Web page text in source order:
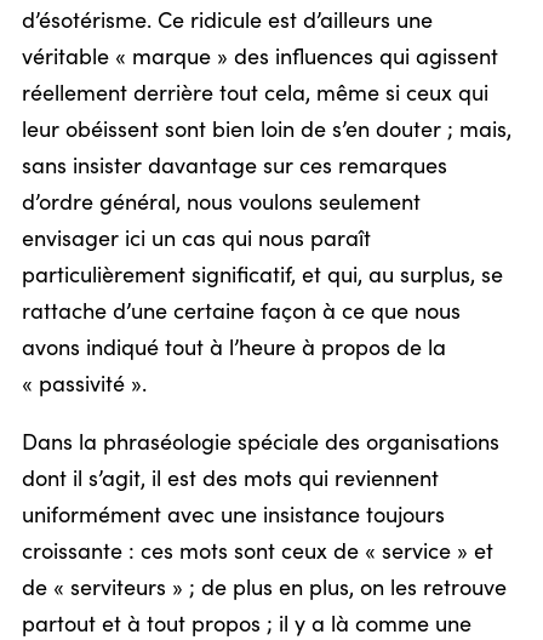
d’ésotérisme. Ce ridicule est d’ailleurs une
véritable « marque » des influences qui agissent
réellement derrière tout cela, même si ceux qui
leur obéissent sont bien loin de s’en douter ; mais,
sans insister davantage sur ces remarques
d’ordre général, nous voulons seulement
envisager ici un cas qui nous paraît
particulièrement significatif, et qui, au surplus, se
rattache d’une certaine façon à ce que nous
avons indiqué tout à l’heure à propos de la
« passivité ».
Dans la phraséologie spéciale des organisations
dont il s’agit, il est des mots qui reviennent
uniformément avec une insistance toujours
croissante : ces mots sont ceux de « service » et
de « serviteurs » ; de plus en plus, on les retrouve
partout et à tout propos ; il y a là comme une